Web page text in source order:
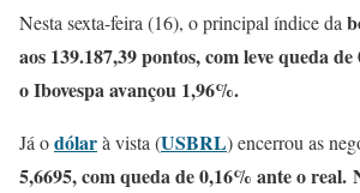
Nesta sexta-feira (16), o principal índice da
aos 139.187,39 pontos, com leve queda
o Ibovespa avançou 1,96%.
Já odólarà vista (USBRL) encerrou as
5,6695, com queda de 0,16% ante o real.